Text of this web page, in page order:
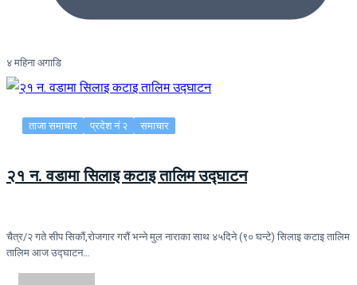
४ महिना अगाडि
ताजा समाचार प्रदेश नं २ समाचार
२१ न. वडामा सिलाइ कटाइ तालिम उद्घाटन
चैत्र/२ गते सीप सिकौं,रोजगार गरौं भन्ने मुल नाराका साथ ४५दिने (९० घन्टे) सिलाइ कटाइ तालिम
तालिम आज उद्घाटन…